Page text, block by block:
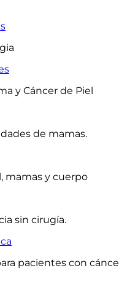
y Cáncer de Piel
de mamas.
mamas y cuerpo
sin cirugía.
pacientes con